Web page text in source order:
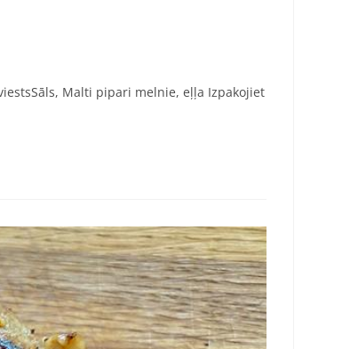
Malti pipari melnie, eļļa Izpakojiet